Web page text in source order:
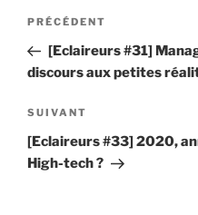
e
u
n
c
m
m
a
i
e
*
Navigation
l’article
Article
précédent
PRÉCÉDENT
[Eclaireurs #31]
discours aux petites
Article
suivant
SUIVANT
[Eclaireurs #33] 2020,
High-tech ?